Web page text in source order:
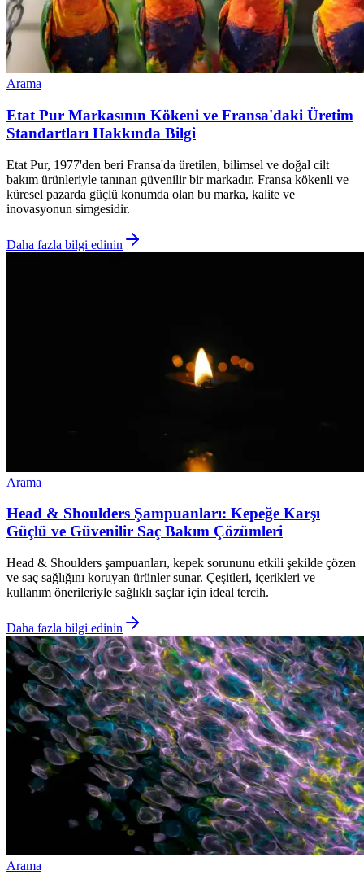
Arama
Etat Pur Markasının Kökeni ve Fransa'daki Üretim
Standartları Hakkında Bilgi
Etat Pur, 1977'den beri Fransa'da üretilen, bilimsel ve doğal cilt
bakım ürünleriyle tanınan güvenilir bir markadır. Fransa kökenli ve
küresel pazarda güçlü konumda olan bu marka, kalite ve
inovasyonun simgesidir.
Daha fazla bilgi edinin
Arama
Head & Shoulders Şampuanları: Kepeğe Karşı
Güçlü ve Güvenilir Saç Bakım Çözümleri
Head & Shoulders şampuanları, kepek sorununu etkili şekilde çözen
ve saç sağlığını koruyan ürünler sunar. Çeşitleri, içerikleri ve
kullanım önerileriyle sağlıklı saçlar için ideal tercih.
Daha fazla bilgi edinin
Arama